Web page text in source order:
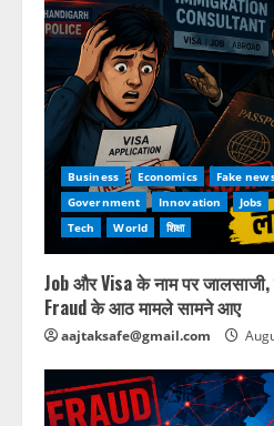
Business Economics Fake
Government
Innovation Jobs
Tech
World शिक्षा
Job और Visa के नाम पर
Fraud के आठ मामले सामने आए
aajtaksafe@gmail.com